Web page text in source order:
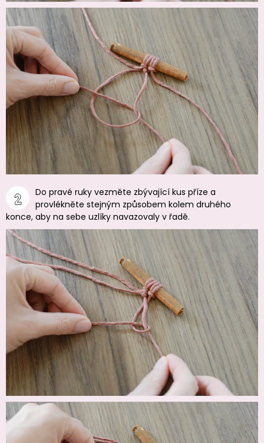
Do pravé ruky vezměte zbývající kus příze a
provlékněte stejným způsobem kolem druhého
konce, aby na sebe uzlíky navazovaly v řadě.